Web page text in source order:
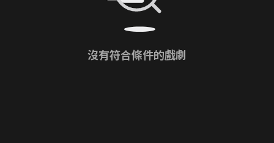
沒有符合條件的戲劇